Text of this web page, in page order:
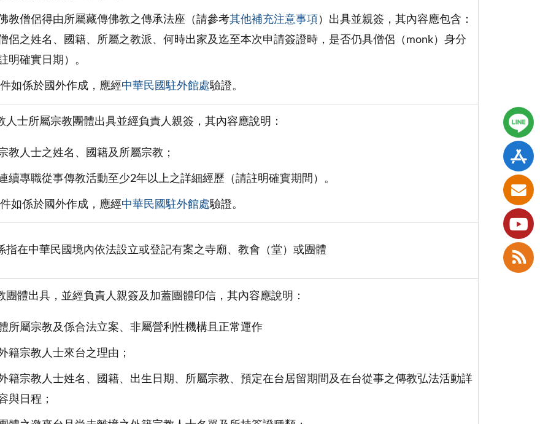
教僧侶得由所屬藏傳佛教之傳承法座（請參考其他補充注意事項 ）出具並親簽，其內容應包含：
侶之姓名、國籍、所屬之教派、何時出家及迄至本次申請簽證時，是否仍具僧侶（monk）身分
明確實日期）。
如係於國外作成，應經中華民國駐外館處驗證。
人士所屬宗教團體出具並經負責人親簽，其內容應說明：
教人士之姓名、國籍及所屬宗教；
續專職從事傳教活動至少2年以上之詳細經歷（請註明確實期間）。
如係於國外作成，應經中華民國駐外館處驗證。
指在中華民國境內依法設立或登記有案之寺廟、教會（堂）或團體
團體出具，並經負責人親簽及加蓋團體印信，其內容應說明：
所屬宗教及係合法立案、非屬營利性機構且正常運作
籍宗教人士來台之理由；
籍宗教人士姓名、國籍、出生日期、所屬宗教、預定在台居留期間及在台從事之傳教弘法活動詳
與日程；